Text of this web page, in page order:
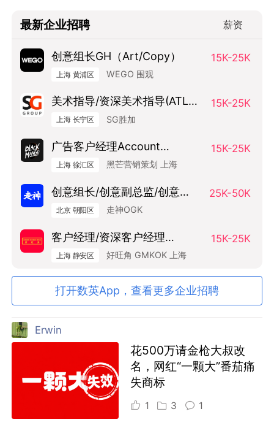
最新企业招聘 薪资
创意组长GH（Art/Copy） 15K-25K
上海 黄浦区 WEGO 围观
美术指导/资深美术指导(ATL方
向）
15K-25K
上海 长宁区 SG胜加
广告客户经理Account
Manager
15K-25K
上海 徐汇区 黑芒营销策划 上海
创意组长/创意副总监/创意总
监（Art Base）
25K-50K
北京 朝阳区 走神OGK
客户经理/资深客户经理
SAM/AM
15K-25K
上海 静安区 好旺角 GMKOK 上海
打开数英App，查看更多企业招聘
Erwin
花500万请金枪大叔改
名，网红“一颗大”番茄痛
失商标
1 3 1